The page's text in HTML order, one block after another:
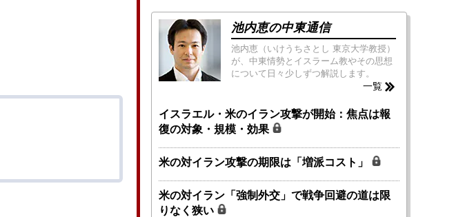
池内恵の中東通信
池内恵（いけうちさとし 東京大学教授）
が、中東情勢とイスラーム教やその思想
について日々少しずつ解説します。
一覧
イスラエル・米のイラン攻撃が開始：焦点は報
復の対象・規模・効果
米の対イラン攻撃の期限は「増派コスト」
米の対イラン「強制外交」で戦争回避の道は限
りなく狭い